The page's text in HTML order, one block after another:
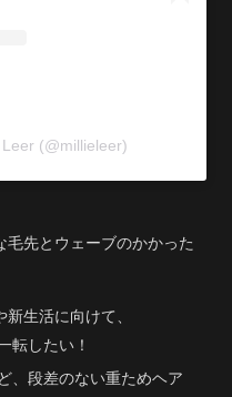
(@millieleer)
先とウェーブのかかった
生活に向けて、
転したい！
、段差のない重ためヘア